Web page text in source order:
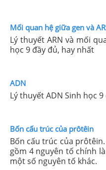
Mối quan hệ giữa gen và
Lý thuyết ARN và mối
học 9 đầy đủ, hay nhất
ADN
Lý thuyết ADN Sinh học
Bốn cấu trúc của prôtêin
Bốn cấu trúc của
gồm 4 nguyên tố chính
một số nguyên tố khác.